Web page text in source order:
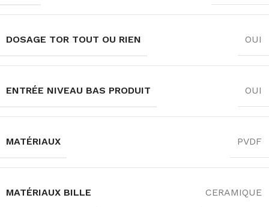
DOSAGE TOR TOUT OU RIEN OUI
ENTRÉE NIVEAU BAS PRODUIT OUI
MATÉRIAUX PVDF
MATÉRIAUX BILLE CERAMIQUE